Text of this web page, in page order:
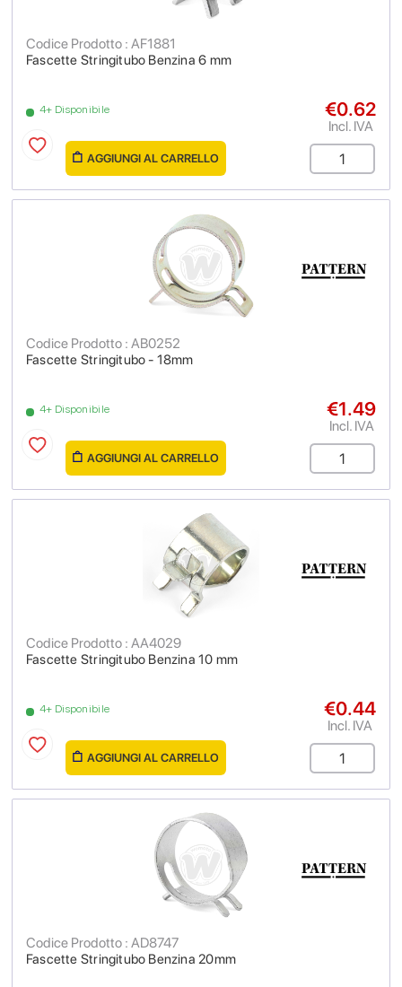
Fascette Stringitubo Benzina 6 mm
Codice Prodotto : AF1881
4+ Disponibile €0.62
Incl. IVA
AGGIUNGI AL CARRELLO
Fascette Stringitubo - 18mm
Codice Prodotto : AB0252
4+ Disponibile €1.49
Incl. IVA
AGGIUNGI AL CARRELLO
Fascette Stringitubo Benzina 10 mm
Codice Prodotto : AA4029
4+ Disponibile €0.44
Incl. IVA
AGGIUNGI AL CARRELLO
Fascette Stringitubo Benzina 20mm
Codice Prodotto : AD8747